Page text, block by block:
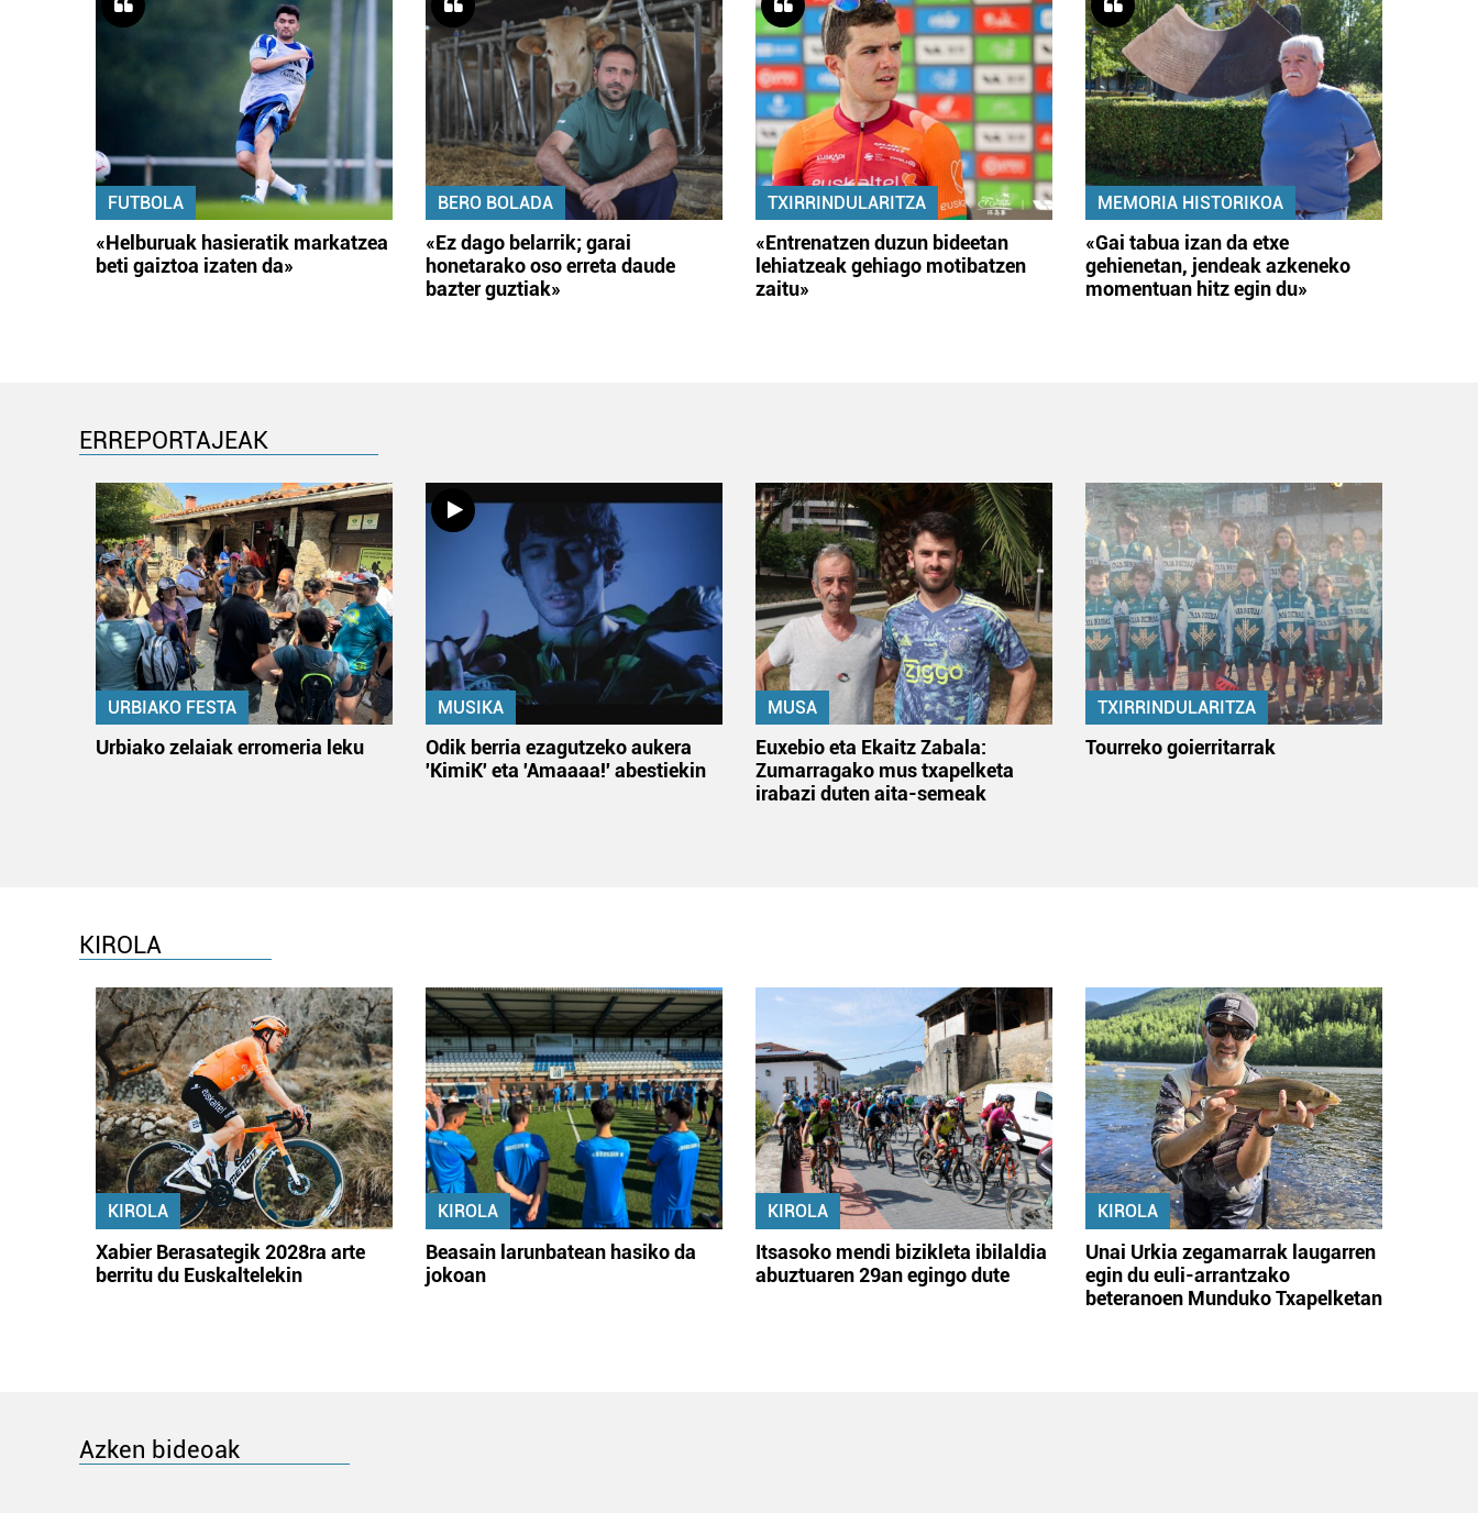
FUTBOLA
«Helburuak hasieratik markatzea
beti gaiztoa izaten da»
BERO BOLADA
«Ez dago belarrik; garai
honetarako oso erreta daude
bazter guztiak»
TXIRRINDULARITZA
«Entrenatzen duzun bideetan
lehiatzeak gehiago motibatzen
zaitu»
MEMORIA HISTORIKOA
«Gai tabua izan da etxe
gehienetan, jendeak azkeneko
momentuan hitz egin du»
ERREPORTAJEAK
URBIAKO FESTA
Urbiako zelaiak erromeria leku
MUSIKA
Odik berria ezagutzeko aukera
'KimiK' eta 'Amaaaa!' abestiekin
MUSA
Euxebio eta Ekaitz Zabala:
Zumarragako mus txapelketa
irabazi duten aita-semeak
TXIRRINDULARITZA
Tourreko goierritarrak
KIROLA
KIROLA
Xabier Berasategik 2028ra arte
berritu du Euskaltelekin
KIROLA
Beasain larunbatean hasiko da
jokoan
KIROLA
Itsasoko mendi bizikleta ibilaldia
abuztuaren 29an egingo dute
KIROLA
Unai Urkia zegamarrak laugarren
egin du euli-arrantzako
beteranoen Munduko Txapelketan
Azken bideoak